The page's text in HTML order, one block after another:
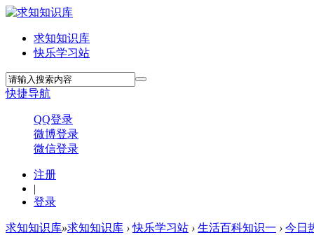
求知知识库
快乐学习站
快捷导航
QQ登录
微博登录
微信登录
注册
|
登录
求知知识库»求知知识库 › 快乐学习站 › 生活百科知识一 › 今日